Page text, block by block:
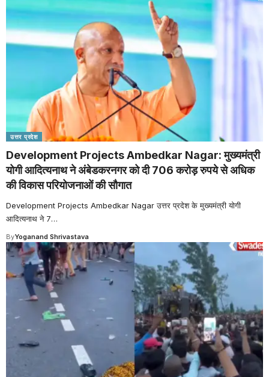
उत्तर प्रदेश
Development Projects Ambedkar Nagar: मुख्यमंत्री
योगी आदित्यनाथ ने अंबेडकरनगर को दी 706 करोड़ रुपये से अधिक
की विकास परियोजनाओं की सौगात
Development Projects Ambedkar Nagar उत्तर प्रदेश के मुख्यमंत्री योगी
आदित्यनाथ ने 7…
ByYoganand Shrivastava